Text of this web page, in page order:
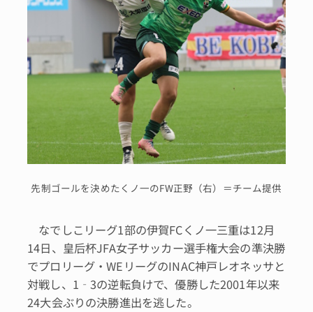
先制ゴールを決めたくノ一のFW正野（右）＝チーム提供
なでしこリーグ1部の伊賀FCくノ一三重は12月
14日、皇后杯JFA女子サッカー選手権大会の準決勝
でプロリーグ・WEリーグのINAC神戸レオネッサと
対戦し、1‐3の逆転負けで、優勝した2001年以来
24大会ぶりの決勝進出を逃した。